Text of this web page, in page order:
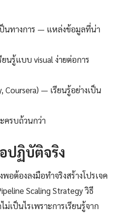
นทางการ — แหล่งข้อมูลที่น่า
นรู้แบบ visual ง่ายต่อการ
Coursera) — เรียนรู้อย่างเป็น
ครบถ้วนกว่า
ปฏิบัติจริง
อต้องลงมือทำจริงสร้างโปรเจค
Scaling Strategy วิธี
เป็นไรเพราะการเรียนรู้จาก